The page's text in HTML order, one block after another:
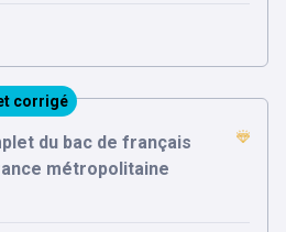
corrigé
du bac de français
métropolitaine